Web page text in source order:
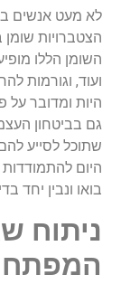
לא מעט אנשים
הצטברויות שומן
השומן הללו
ועוד, וגורמות
היות ומדובר
גם בביטחון
שתוכל לסייע
היום
בואו ונבין יחד
ניתוח
המפתח